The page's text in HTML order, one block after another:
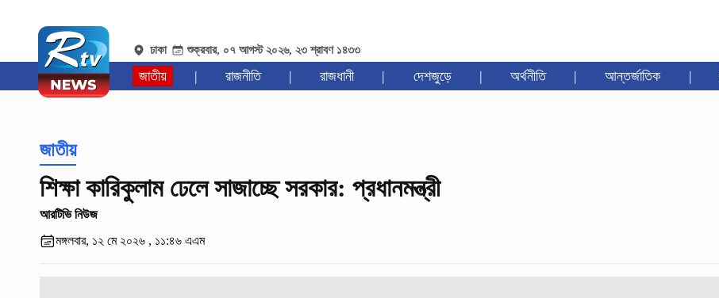
ঢাকা শুক্রবার, ০৭ আগস্ট ২০২৬, ২৩ শ্রাবণ ১৪৩৩
জাতীয় | রাজনীতি | রাজধানী | দেশজুড়ে | অর্থনীতি | আন্তর্জাতিক |
জাতীয়
শিক্ষা কারিকুলাম ঢেলে সাজাচ্ছে সরকার: প্রধানমন্ত্রী
আরটিভি নিউজ
মঙ্গলবার, ১২ মে ২০২৬ , ১১:৪৬ এএম